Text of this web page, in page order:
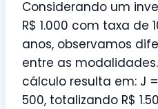
Considerando um
R$ 1.000 com taxa de
anos, observamos
entre as
cálculo resulta em: J =
500, totalizando R$